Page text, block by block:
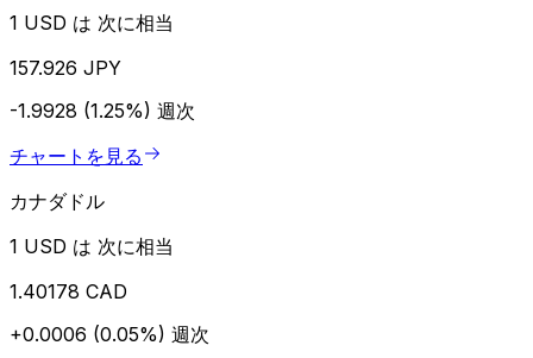
1 USD は 次に相当
157.926 JPY
-1.9928 (1.25%) 週次
チャートを見る
カナダドル
1 USD は 次に相当
1.40178 CAD
+0.0006 (0.05%) 週次